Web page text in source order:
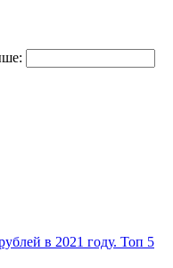
в 2021 году. Топ 5